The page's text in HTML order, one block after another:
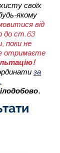
своїх
якому
від
до ст.63
поки не
отримаєте
за